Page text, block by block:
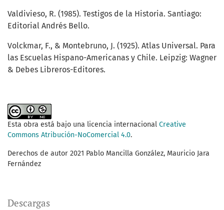
Valdivieso, R. (1985). Testigos de la Historia. Santiago:
Editorial Andrés Bello.
Volckmar, F., & Montebruno, J. (1925). Atlas Universal. Para
las Escuelas Hispano-Americanas y Chile. Leipzig: Wagner
& Debes Libreros-Editores.
Esta obra está bajo una licencia internacional Creative
Commons Atribución-NoComercial 4.0.
Derechos de autor 2021 Pablo Mancilla González, Mauricio Jara
Fernández
Descargas